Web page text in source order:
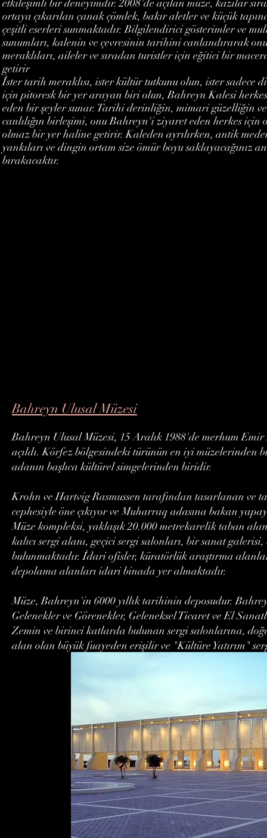
etkileşimli bir deneyimdir. 2008'de açılan müze, kazılar
ortaya çıkarılan çanak çömlek, bakır aletler ve küçük
çeşitli eserleri sunmaktadır. Bilgilendirici gösterimler ve
sunumları, kalenin ve çevresinin tarihini canlandırarak
meraklıları, aileler ve sıradan turistler için eğitici bir
getirir
İster tarih meraklısı, ister kültür tutkunu olun, ister sadece
için pitoresk bir yer arayan biri olun, Bahreyn Kalesi
eden bir şeyler sunar. Tarihi derinliğin, mimari güzelliğin
canlılığın birleşimi, onu Bahreyn'i ziyaret eden herkes için
olmaz bir yer haline getirir. Kaleden ayrılırken, antik
yankıları ve dingin ortam size ömür boyu saklayacağınız
bırakacaktır.
Bahreyn Ulusal Müzesi
Bahreyn Ulusal Müzesi, 15 Aralık 1988'de merhum
açıldı. Körfez bölgesindeki türünün en iyi
adanın başlıca kültürel simgelerinden biridir.
Krohn ve Hartvig Rasmussen tarafından tasarlanan ve
cephesiyle öne çıkıyor ve Muharraq adasına bakan
Müze kompleksi, yaklaşık 20.000 metrekarelik taban
kalıcı sergi alanı, geçici sergi salonları, bir sanat
bulunmaktadır. İdari ofisler, küratörlük araştırma
depolama alanları idari binada yer almaktadır.
Müze, Bahreyn'in 6000 yıllık tarihinin deposudur.
Gelenekler ve Görenekler, Geleneksel Ticaret ve El
Zemin ve birinci katlarda bulunan sergi salonlarına,
alan olan büyük fuayeden erişilir ve "Kültüre Yatırım"